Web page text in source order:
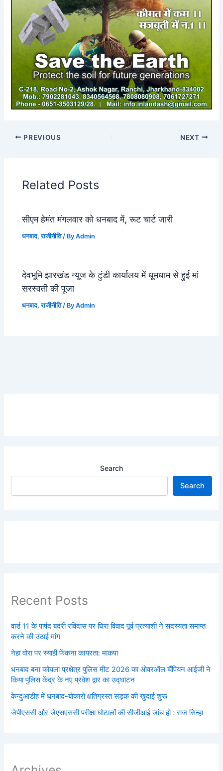
PREVIOUS NEXT
Related Posts
सीएम हेमंत मंगलवार को धनबाद में, रूट चार्ट जारी
धनबाद,राजीनीति/ ByAdmin
देवभूमि झारखंड न्यूज के टुंडी कार्यालय में धूमधाम से हुई मां
सरस्वती की पूजा
धनबाद,राजीनीति/ ByAdmin
Search
Search
Recent Posts
वार्ड 11 के पार्षद बदरी रविदास पर घिरा विवाद पूर्व प्रत्याशी ने सदस्यता समाप्त
करने की उठाई मांग
नेहा वोरा पर स्याही फेंकना कायरता: माकपा
धनबाद बना कोयला प्रक्षेत्र पुलिस मीट 2026 का ओवरऑल चैंपियन आईजी ने
किया पुलिस केंद्र के नए प्रवेश द्वार का उद्घाटन
केन्दुआडीह में धनबाद-बोकारो क्षतिग्रस्त सड़क की खुदाई शुरू
जेपीएससी और जेएसएससी परीक्षा घोटालों की सीजीआई जांच हो : राज सिन्हा